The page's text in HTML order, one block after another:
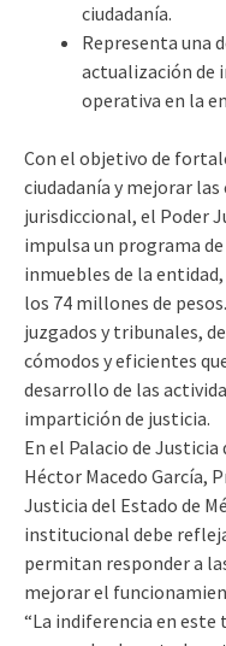
ciudadanía.
Representa una
actualización de
operativa en la
Con el objetivo de
ciudadanía y mejorar
jurisdiccional, el Poder
impulsa un programa
inmuebles de la
los 74 millones de
juzgados y tribunales,
cómodos y eficientes
desarrollo de las
impartición de justicia.
En el Palacio de
Héctor Macedo García,
Justicia del Estado de
institucional debe
permitan responder a
mejorar el
“La indiferencia en este